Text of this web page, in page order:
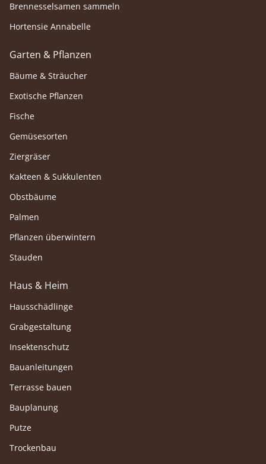
Brennesselsamen sammeln
Hortensie Annabelle
Garten & Pflanzen
Bäume & Sträucher
Exotische Pflanzen
Fische
Gemüsesorten
Ziergräser
Kakteen & Sukkulenten
Obstbäume
Palmen
Pflanzen überwintern
Stauden
Haus & Heim
Hausschädlinge
Grabgestaltung
Insektenschutz
Bauanleitungen
Terrasse bauen
Bauplanung
Putze
Trockenbau